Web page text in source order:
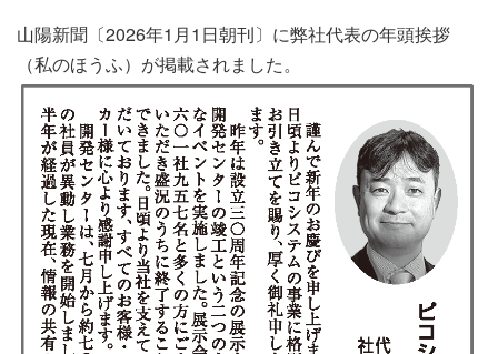
山陽新聞〔2026年1月1日朝刊〕に弊社代表の年頭挨拶
（私のほうふ）が掲載されました。